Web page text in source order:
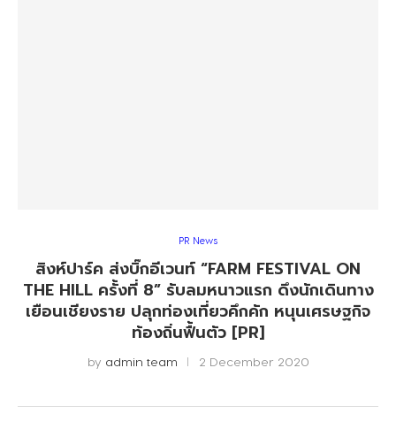
PR News
สิงห์ปาร์ค ส่งบิ๊กอีเวนท์ “FARM FESTIVAL ON
THE HILL ครั้งที่ 8” รับลมหนาวแรก ดึงนักเดินทาง
เยือนเชียงราย ปลุกท่องเที่ยวคึกคัก หนุนเศรษฐกิจ
ท้องถิ่นฟื้นตัว [PR]
by admin team 2 December 2020